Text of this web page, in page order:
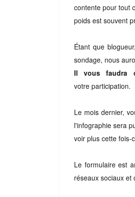
contente pour tout
poids est souvent
Étant que
sondage, nous
Il vous faudra
votre participation.
Le mois dernier,
l'infographie sera
voir plus cette fois-
Le formulaire est
réseaux sociaux et